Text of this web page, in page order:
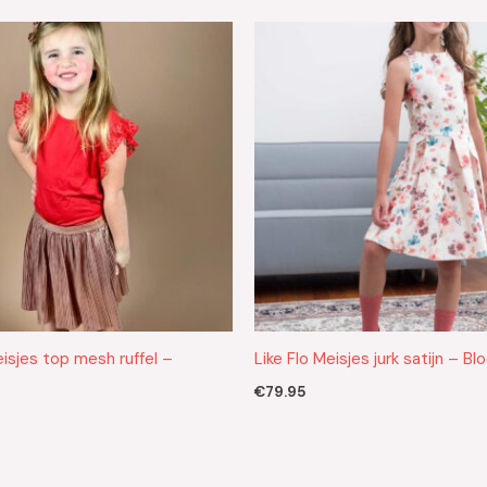
top mesh ruffel – Like Flo Meisjes jurk satijn –
€79.95